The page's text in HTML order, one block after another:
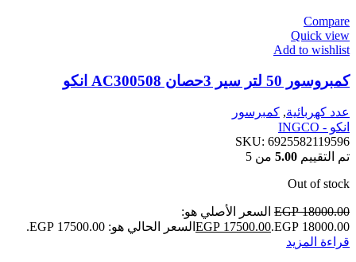
Compare
Quick view
Add to wishlist
كمبروسور 50 لتر سير 3حصان AC300508 انكو
عدد كهربائية, كمبرسور
انكو - INGCO
SKU: 6925582119596
تم التقييم 5.00 من 5
Out of stock
EGP18000.00
السعر الأصلي هو:
EGP 18000.00.
EGP 17500.00
السعر الحالي هو: EGP 17500.00.
قراءة المزيد